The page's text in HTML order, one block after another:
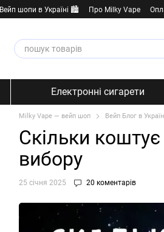
Вейп шопи в Україні 🏙️ Про Milky Vape
Електронні сигарети
Milky Vape — вейп шоп Вейп Блог в
Скільки
вибору
25 січня 2025 20 коментарів